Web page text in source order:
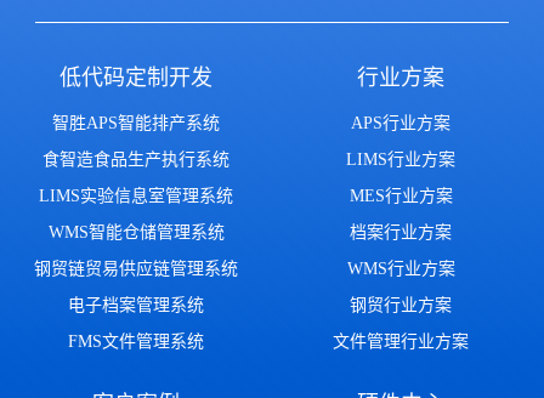
低代码定制开发
智胜APS智能排产系统
食智造食品生产执行系统
LIMS实验信息室管理系统
WMS智能仓储管理系统
钢贸链贸易供应链管理系统
电子档案管理系统
FMS文件管理系统
行业方案
APS行业方案
LIMS行业方案
MES行业方案
档案行业方案
WMS行业方案
钢贸行业方案
文件管理行业方案